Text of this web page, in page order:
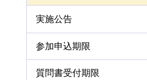
実施公告
参加申込期限
質問書受付期限